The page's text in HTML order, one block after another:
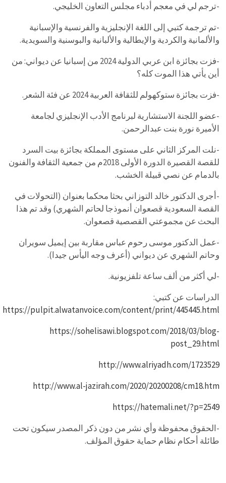
-ترجم لي في معجم أدباء مجلس التعاون الخليجي.
-تم ترجمة كتبي إلى اللغة الإنجليزية والفرنسية والإسبانية
والألمانية والكردية والإيطالية والألبانية والبوسنية والسويدية.
-فزت بجائزة ابن عربي الدولية 2024 من إسبانيا عن ديواني: من
أين يأتي هذا الموت كله؟
-فزت بجائزة ستوكهولم للثقافة العربية 2024 عن فئة الشعر.
-عضو اللجنة الاستشارية لبرنامج الأدب الإنجليزي لجامعة
الأميرة نورة بنت عبدالرحمن.
-نلت المركز الثاني على مستوى المملكة بجائزة بيت السرد
للقصة القصيرة الدورة الأولى 2018م من جمعية الثقافة والفنون
بالدمام عن نصي قبيلة الخشب.
-أجرى الدكتور خالد التوزاني بحثا محكما بعنوان (التحولات في
القصة السعودية قصعوان أنموذجا لحاتم الشهري) وقد تم هذا
البحث عن مجموعتي القصصية قصعوان.
-عمل الدكتور موسى رحوم عباس مقاربة بين إيميل سويران
وحاتم الشهري عن ديواني (أعرف وجه اليأس جيدا).
-لي أكثر من ألف ساعة تلفزيونية.
الدراسات عن كتبي:
https://pulpit.alwatanvoice.com/content/print/445445.html
https://sohelisawi.blogspot.com/2018/03/blog-
post_29.html
http://www.alriyadh.com/1723529
http://www.al-jazirah.com/2020/20200208/cm18.htm
https://hatemali.net/?p=2549
-‏الحقوق محفوظة وأي نشر من دون ذكر المصدر سيكون تحت
طائلة أحكام نظام حماية حقوق المؤلف.